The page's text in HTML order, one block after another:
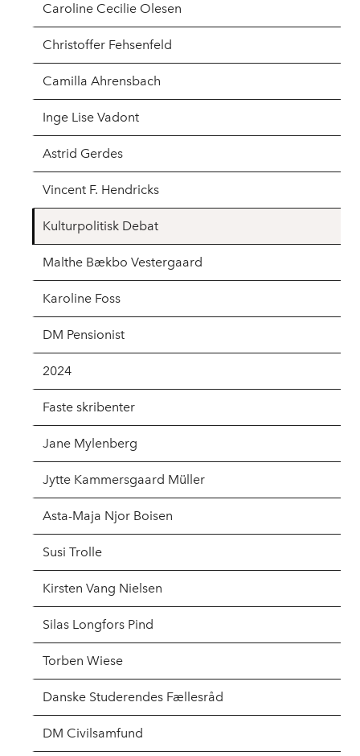
Caroline Cecilie Olesen
Christoffer Fehsenfeld
Camilla Ahrensbach
Inge Lise Vadont
Astrid Gerdes
Vincent F. Hendricks
Kulturpolitisk Debat
Malthe Bækbo Vestergaard
Karoline Foss
DM Pensionist
2024
Faste skribenter
Jane Mylenberg
Jytte Kammersgaard Müller
Asta-Maja Njor Boisen
Susi Trolle
Kirsten Vang Nielsen
Silas Longfors Pind
Torben Wiese
Danske Studerendes Fællesråd
DM Civilsamfund